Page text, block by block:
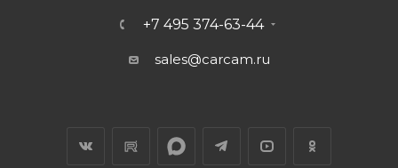
+7 495 374-63-44
sales@carcam.ru